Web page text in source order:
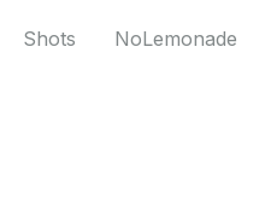
Shots NoLemonade